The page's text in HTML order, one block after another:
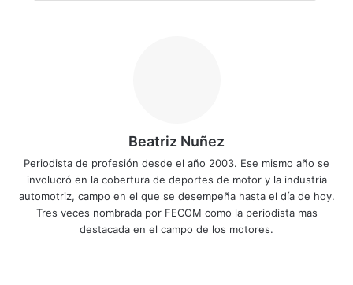
Beatriz Nuñez
Periodista de profesión desde el año 2003. Ese mismo año se
involucró en la cobertura de deportes de motor y la industria
automotriz, campo en el que se desempeña hasta el día de hoy.
Tres veces nombrada por FECOM como la periodista mas
destacada en el campo de los motores.